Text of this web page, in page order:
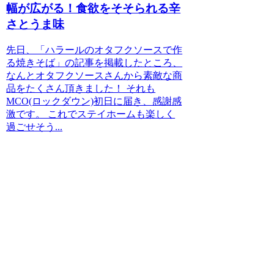
幅が広がる！食欲をそそられる辛
さとうま味
先日、「ハラールのオタフクソースで作
る焼きそば」の記事を掲載したところ、
なんとオタフクソースさんから素敵な商
品をたくさん頂きました！ それも
MCO(ロックダウン)初日に届き、感謝感
激です。 これでステイホームも楽しく
過ごせそう...